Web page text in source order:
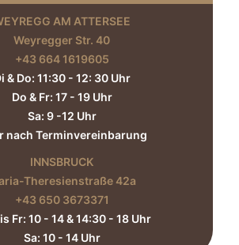
AM ATTERSEE
Weyregger Str. 40
+43 664 1619605‬
& Do: 11:30 - 12: 30 Uhr
Do & Fr: 17 - 19 Uhr
Sa: 9 -12 Uhr
nach Terminvereinbarung
INNSBRUCK
Theresienstraße 42a
+43 650 3673371‬
Fr: 10 - 14 & 14:30 - 18 Uhr
Sa: 10 - 14 Uhr​